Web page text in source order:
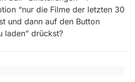
“nur die Filme der letzten 30
und dann auf den Button
laden” drückst?